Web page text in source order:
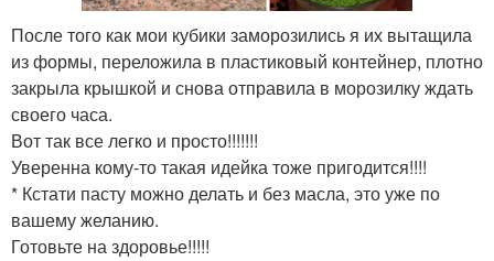
После того как мои кубики заморозились я их вытащила
из формы, переложила в пластиковый контейнер, плотно
закрыла крышкой и снова отправила в морозилку ждать
своего часа.
Вот так все легко и просто!!!!!!!
Уверенна кому-то такая идейка тоже пригодится!!!!
* Кстати пасту можно делать и без масла, это уже по
вашему желанию.
Готовьте на здоровье!!!!!